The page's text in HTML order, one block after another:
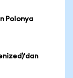
Polonya